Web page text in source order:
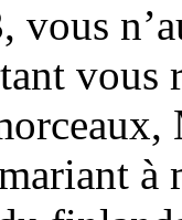
vous
à